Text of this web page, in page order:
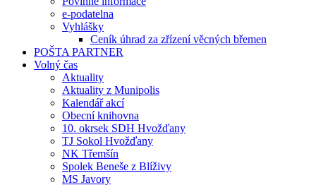
e-podatelna
Vyhlášky
Ceník úhrad za zřízení věcných břemen
POŠTA PARTNER
Volný čas
Aktuality
Aktuality z Munipolis
Kalendář akcí
Obecní knihovna
10. okrsek SDH Hvožďany
TJ Sokol Hvožďany
NK Třemšín
Spolek Beneše z Blíživy
MS Javory